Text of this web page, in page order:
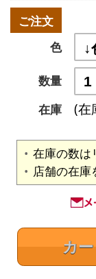
ご注文
色
数量
在庫
(在
在庫の数は
店舗の在庫
カ